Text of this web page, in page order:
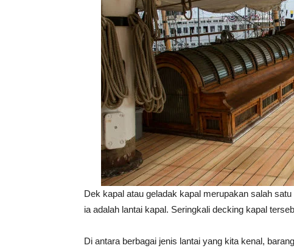
Dek kapal atau geladak kapal merupakan salah
ia adalah lantai kapal. Seringkali decking kapal
Di antara berbagai jenis lantai yang kita kenal,